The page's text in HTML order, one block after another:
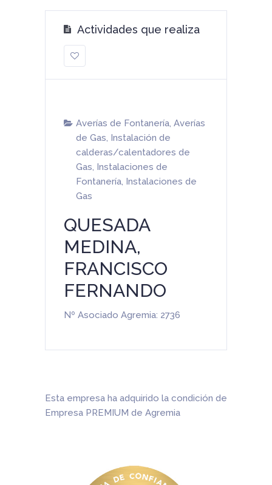
Actividades que realiza
Averías de Fontanería, Averías
de Gas, Instalación de
calderas/calentadores de
Gas, Instalaciones de
Fontanería, Instalaciones de
Gas
QUESADA
MEDINA,
FRANCISCO
FERNANDO
Nº Asociado Agremia: 2736
Esta empresa ha adquirido la condición de
Empresa PREMIUM de Agremia